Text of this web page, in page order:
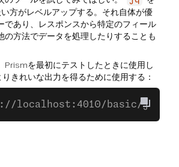
方がレベルアップする。それ自体が優
であり、レスポンスから特定のフィール
の方法でデータを処理したりすることも
Prismを最初にテストしたときに使用し
きれいな出力を得るために使用する：
basic/